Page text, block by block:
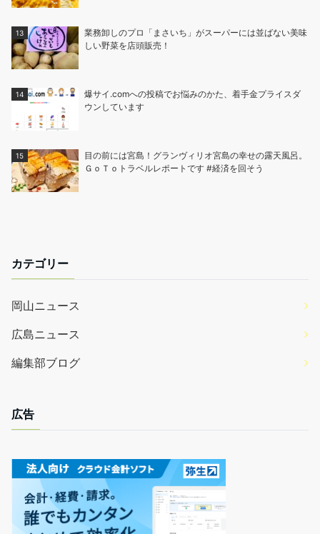
業務卸しのプロ「まさいち」がスーパーには並ばない美味
しい野菜を店頭販売！
爆サイ.comへの投稿でお悩みのかた、着手金プライスダ
ウンしています
目の前には宮島！グランヴィリオ宮島の幸せの露天風呂。
ＧｏＴｏトラベルレポートです #経済を回そう
カテゴリー
岡山ニュース
広島ニュース
編集部ブログ
広告